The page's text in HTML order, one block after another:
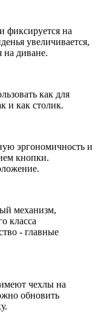
фиксируется на
увеличивается,
на диване.
как для
и как столик.
эргономичность и
кнопки.
механизм,
класса
- главные
чехлы на
обновить